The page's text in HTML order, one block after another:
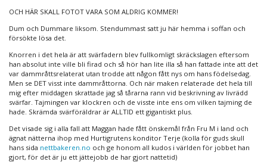
OCH HÄR SKALL FOTOT VARA SOM ALDRIG KOMMER!
Dum och Dummare liksom. Stendummast satt ju här hemma i soffan och
försökte lösa det.
Knorren i det hela är att svärfadern blev fullkomligt skräckslagen eftersom
han absolut inte ville bli firad och så hör han lite illa så han fattade inte att det
var dammråttsrelaterat utan trodde att någon fått nys om hans födelsedag.
Men se DET visst inte dammråttorna. Och när maken relaterade det hela till
mig efter middagen skrattade jag så tårarna rann vid beskrivning av livrädd
svärfar. Tajmingen var klockren och de visste inte ens om vilken tajming de
hade. Skrämda svärföräldrar är ALLTID ett gigantiskt plus.
Det visade sig i alla fall att Maggan hade fått önskemål från Fru M i land och
ägnat nätterna ihop med Hurtigrutens konditor Terje (kolla för guds skull
hans sida nettbakeren.no och ge honom all kudos i världen för jobbet han
gjort, för det är ju ett jättejobb de har gjort nattetid)